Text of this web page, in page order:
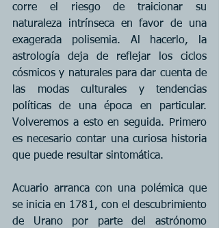
corre el riesgo de traicionar su
naturaleza intrínseca en favor de una
exagerada polisemia. Al hacerlo, la
astrología deja de reflejar los ciclos
cósmicos y naturales para dar cuenta de
las modas culturales y tendencias
políticas de una época en particular.
Volveremos a esto en seguida. Primero
es necesario contar una curiosa historia
que puede resultar sintomática.
Acuario arranca con una polémica que
se inicia en 1781, con el descubrimiento
de Urano por parte del astrónomo